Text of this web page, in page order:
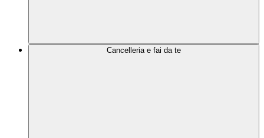
Cancelleria e fai da te